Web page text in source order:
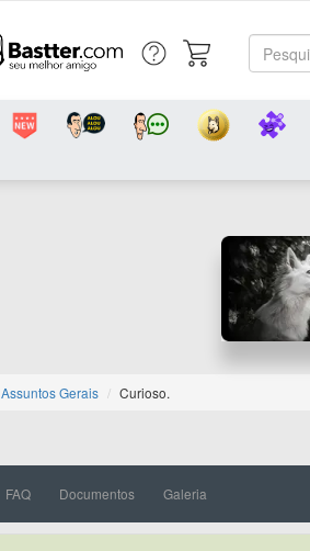
Assuntos Gerais Curioso.
FAQ Documentos Galeria